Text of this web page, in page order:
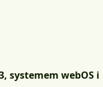
systemem webOS i